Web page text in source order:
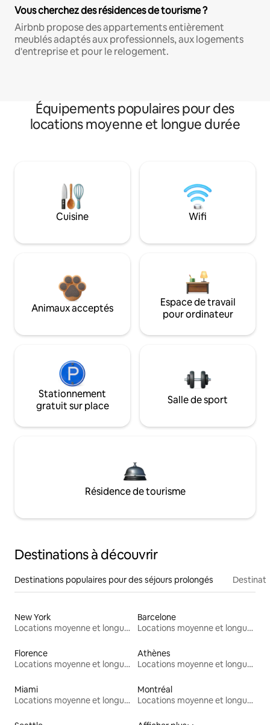
Vous cherchez des résidences de tourisme ?
Airbnb propose des appartements entièrement
meublés adaptés aux professionnels, aux logements
d'entreprise et pour le relogement.
Équipements populaires pour des
locations moyenne et longue durée
Cuisine Wifi
Animaux acceptés
Espace de travail
pour ordinateur
Stationnement
gratuit sur place
Salle de sport
Résidence de tourisme
Destinations à découvrir
Destinations populaires pour des séjours prolongés
New York
Locations moyenne et longue durée
Barcelone
Locations moyenne et longue durée
Florence
Locations moyenne et longue durée
Athènes
Locations moyenne et longue durée
Miami
Locations moyenne et longue durée
Montréal
Locations moyenne et longue durée